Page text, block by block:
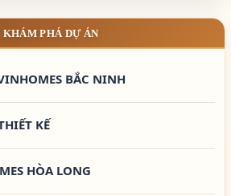
KHÁM PHÁ DỰ ÁN
BẮC NINH
KẾ
HÒA LONG